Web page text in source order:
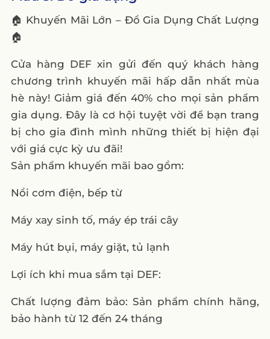
🏠 Khuyến Mãi Lớn – Đồ Gia Dụng Chất Lượng
🏠
Cửa hàng DEF xin gửi đến quý khách hàng
chương trình khuyến mãi hấp dẫn nhất mùa
hè này! Giảm giá đến 40% cho mọi sản phẩm
gia dụng. Đây là cơ hội tuyệt vời để bạn trang
bị cho gia đình mình những thiết bị hiện đại
với giá cực kỳ ưu đãi!
Sản phẩm khuyến mãi bao gồm:
Nồi cơm điện, bếp từ
Máy xay sinh tố, máy ép trái cây
Máy hút bụi, máy giặt, tủ lạnh
Lợi ích khi mua sắm tại DEF:
Chất lượng đảm bảo: Sản phẩm chính hãng,
bảo hành từ 12 đến 24 tháng